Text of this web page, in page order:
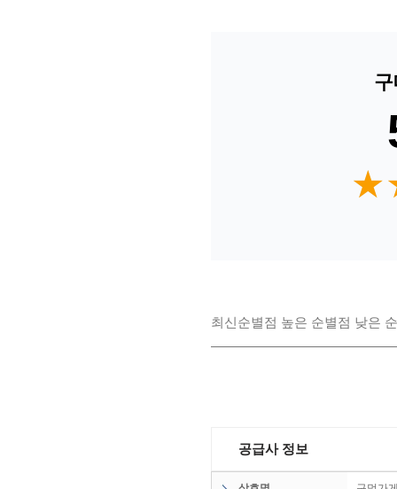
최신순별점 높은 순별점 낮은 순
공급사 정보